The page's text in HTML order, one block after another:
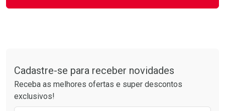
Cadastre-se para receber novidades
Receba as melhores ofertas e super descontos
exclusivos!